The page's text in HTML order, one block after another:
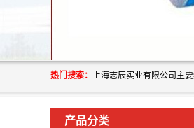
热门搜索：
产品分类